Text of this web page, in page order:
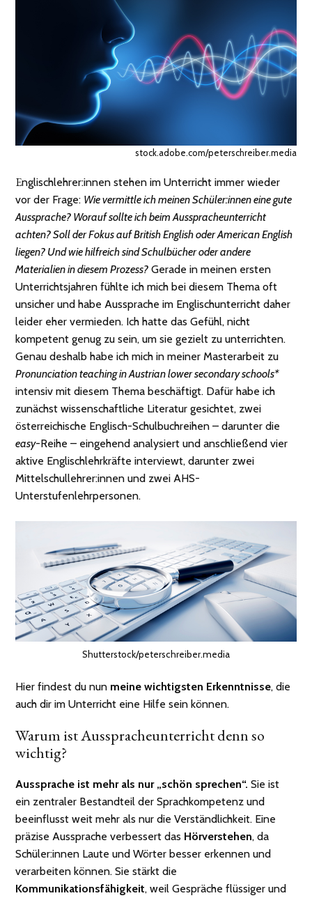
stock.adobe.com/peterschreiber.media
Englischlehrer:innen stehen im Unterricht immer wieder
vor der Frage: Wie vermittle ich meinen Schüler:innen eine gute
Aussprache? Worauf sollte ich beim Ausspracheunterricht
achten? Soll der Fokus auf British English oder American English
liegen? Und wie hilfreich sind Schulbücher oder andere
Materialien in diesem Prozess? Gerade in meinen ersten
Unterrichtsjahren fühlte ich mich bei diesem Thema oft
unsicher und habe Aussprache im Englischunterricht daher
leider eher vermieden. Ich hatte das Gefühl, nicht
kompetent genug zu sein, um sie gezielt zu unterrichten.
Genau deshalb habe ich mich in meiner Masterarbeit zu
Pronunciation teaching in Austrian lower secondary schools*
intensiv mit diesem Thema beschäftigt. Dafür habe ich
zunächst wissenschaftliche Literatur gesichtet, zwei
österreichische Englisch-Schulbuchreihen – darunter die
easy-Reihe – eingehend analysiert und anschließend vier
aktive Englischlehrkräfte interviewt, darunter zwei
Mittelschullehrer:innen und zwei AHS-
Unterstufenlehrpersonen.
Shutterstock/peterschreiber.media
Hier findest du nun meine wichtigsten Erkenntnisse, die
auch dir im Unterricht eine Hilfe sein können.
Warum ist Ausspracheunterricht denn so
wichtig?
Aussprache ist mehr als nur „schön sprechen“. Sie ist
ein zentraler Bestandteil der Sprachkompetenz und
beeinflusst weit mehr als nur die Verständlichkeit. Eine
präzise Aussprache verbessert das Hörverstehen, da
Schüler:innen Laute und Wörter besser erkennen und
verarbeiten können. Sie stärkt die
Kommunikationsfähigkeit, weil Gespräche flüssiger und